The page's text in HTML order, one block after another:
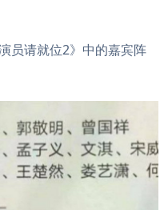
请就位2》中的嘉宾阵